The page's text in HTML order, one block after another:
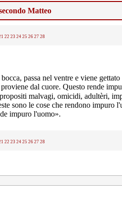
Matteo
22 23 24 25 26 27 28
passa nel ventre e viene gettato
dal cuore. Questo rende
malvagi, omicidi, adultèri,
sono le cose che rendono impuro
impuro l'uomo».
22 23 24 25 26 27 28